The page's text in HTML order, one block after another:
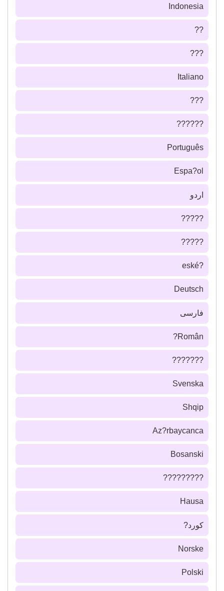
Indonesia
??
???
Italiano
???
??????
Português
Espa?ol
اردو
?????
?????
?eské
Deutsch
فارسى
Român?
???????
Svenska
Shqip
Az?rbaycanca
Bosanski
?????????
Hausa
كورد?
Norske
Polski